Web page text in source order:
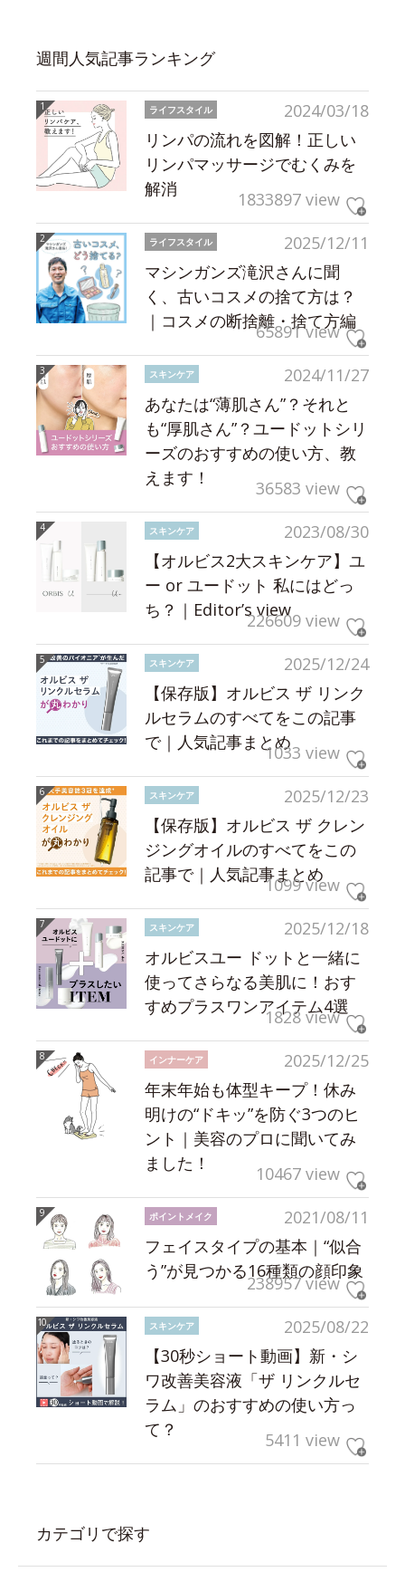
週間人気記事ランキング
2024/03/18
ライフスタイル
リンパの流れを図解！正しい
リンパマッサージでむくみを
解消
1833897 view
2025/12/11
ライフスタイル
マシンガンズ滝沢さんに聞
く、古いコスメの捨て方は？
｜コスメの断捨離・捨て方編
65891 view
2024/11/27
スキンケア
あなたは“薄肌さん”？それと
も“厚肌さん”？ユードットシリ
ーズのおすすめの使い方、教
えます！
36583 view
2023/08/30
スキンケア
【オルビス2大スキンケア】ユ
ー or ユードット 私にはどっ
ち？｜Editor’s view226609 view
2025/12/24
スキンケア
【保存版】オルビス ザ リンク
ルセラムのすべてをこの記事
で｜人気記事まとめ1033 view
2025/12/23
スキンケア
【保存版】オルビス ザ クレン
ジングオイルのすべてをこの
記事で｜人気記事まとめ
1099 view
2025/12/18
スキンケア
オルビスユー ドットと一緒に
使ってさらなる美肌に！おす
すめプラスワンアイテム4選
1828 view
2025/12/25
インナーケア
年末年始も体型キープ！休み
明けの“ドキッ”を防ぐ3つのヒ
ント｜美容のプロに聞いてみ
ました！
10467 view
2021/08/11
ポイントメイク
フェイスタイプの基本｜“似合
う”が見つかる16種類の顔印象
238957 view
2025/08/22
スキンケア
【30秒ショート動画】新・シ
ワ改善美容液「ザ リンクルセ
ラム」のおすすめの使い方っ
て？
5411 view
カテゴリで探す